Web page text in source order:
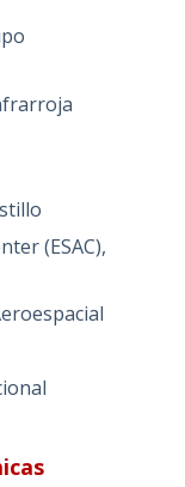
(ESAC),